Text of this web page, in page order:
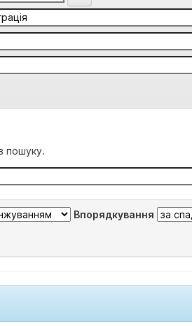
пошуку.
Впорядкування